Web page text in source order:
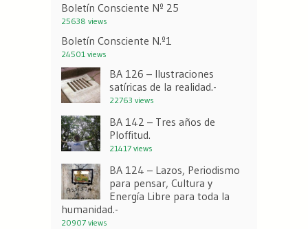
Boletín Consciente Nº 25
25638 views
Boletín Consciente N.º1
24501 views
BA 126 – Ilustraciones
satíricas de la realidad.-
22763 views
BA 142 – Tres años de
Ploffitud.
21417 views
BA 124 – Lazos, Periodismo
para pensar, Cultura y
Energía Libre para toda la
humanidad.-
20907 views